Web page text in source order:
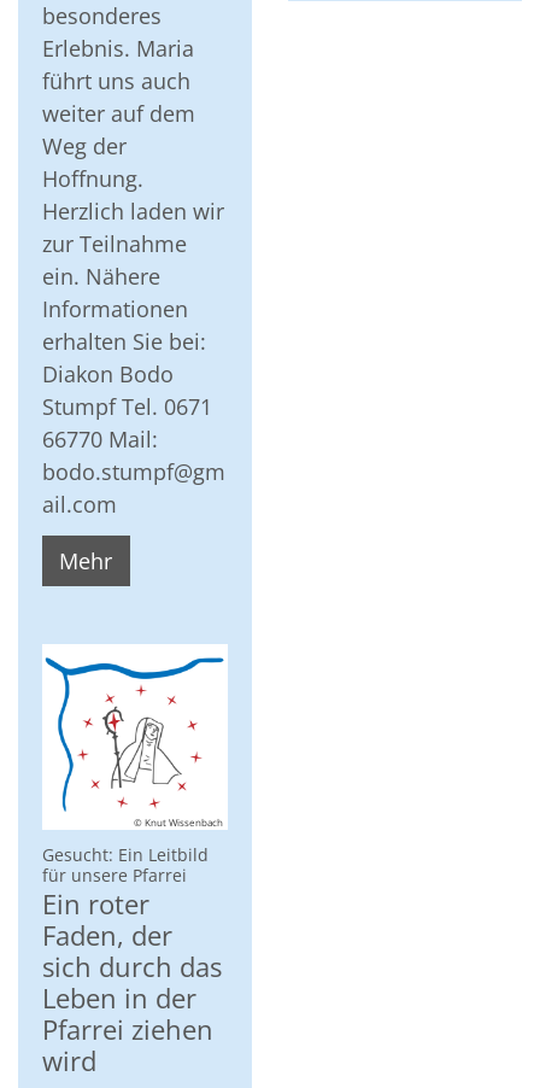
besonderes
Erlebnis. Maria
führt uns auch
weiter auf dem
Weg der
Hoffnung.
Herzlich laden wir
zur Teilnahme
ein. Nähere
Informationen
erhalten Sie bei:
Diakon Bodo
Stumpf Tel. 0671
66770 Mail:
bodo.stumpf@gm
ail.com
Mehr
© Knut Wissenbach
Gesucht: Ein Leitbild
für unsere Pfarrei
Ein roter
Faden, der
sich durch das
Leben in der
Pfarrei ziehen
wird